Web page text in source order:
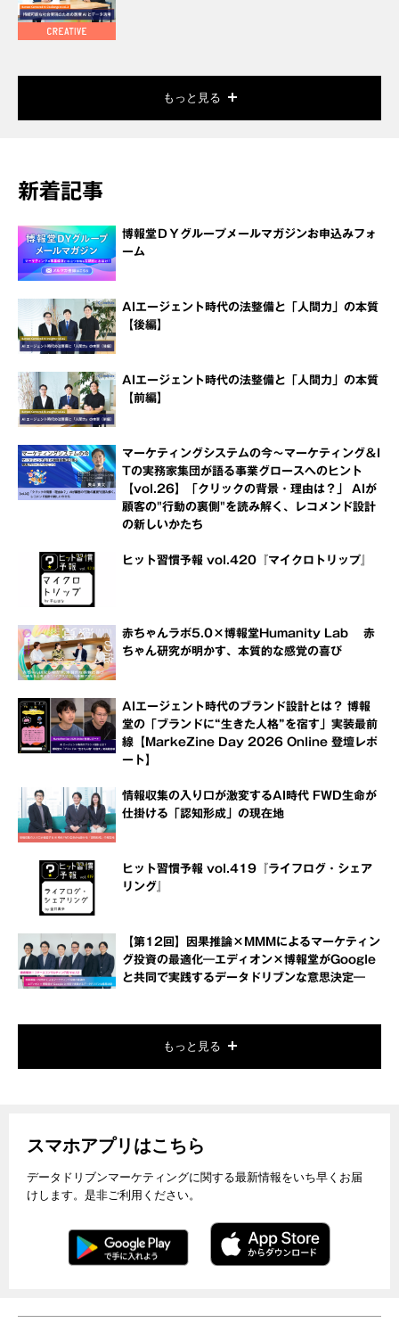
もっと見る
新着記事
博報堂ＤＹグループメールマガジンお申込みフォ
ーム
AIエージェント時代の法整備と「人間力」の本質
【後編】
AIエージェント時代の法整備と「人間力」の本質
【前編】
マーケティングシステムの今～マーケティング＆I
Tの実務家集団が語る事業グロースへのヒント
【vol.26】「クリックの背景・理由は？」 AIが
顧客の"行動の裏側"を読み解く、レコメンド設計
の新しいかたち
ヒット習慣予報 vol.420『マイクロトリップ』
赤ちゃんラボ5.0×博報堂Humanity Lab 赤
ちゃん研究が明かす、本質的な感覚の喜び
AIエージェント時代のブランド設計とは？ 博報
堂の「ブランドに“生きた人格”を宿す」実装最前
線【MarkeZine Day 2026 Online 登壇レポ
ート】
情報収集の入り口が激変するAI時代 FWD生命が
仕掛ける「認知形成」の現在地
ヒット習慣予報 vol.419『ライフログ・シェア
リング』
【第12回】因果推論×MMMによるマーケティン
グ投資の最適化―エディオン×博報堂がGoogle
と共同で実践するデータドリブンな意思決定―
もっと見る
スマホアプリはこちら
データドリブンマーケティングに関する最新情報をいち早くお届
けします。是非ご利用ください。